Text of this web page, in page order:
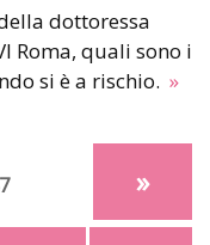
dottoressa
Roma, quali sono i
si è a rischio. »
»